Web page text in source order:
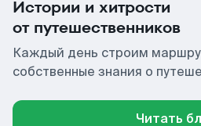
Истории и хитрости
от путешественников
Каждый день строим
собственные знания о
Читать